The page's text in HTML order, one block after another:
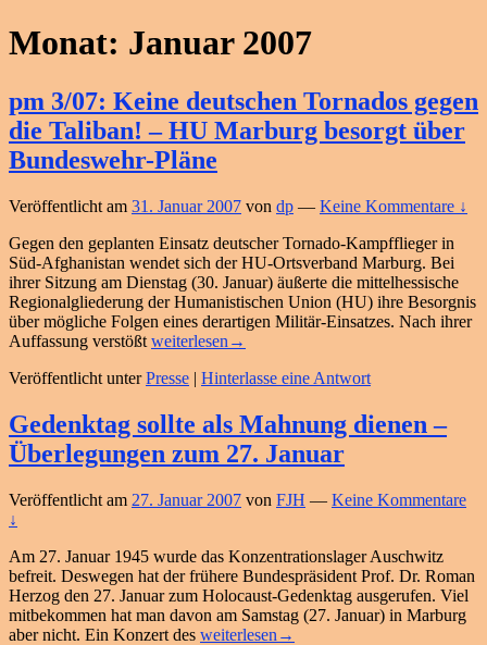
Monat: Januar 2007
pm 3/07: Keine deutschen Tornados gegen
die Taliban! – HU Marburg besorgt über
Bundeswehr-Pläne
Veröffentlicht am 31. Januar 2007 von dp — Keine Kommentare ↓
Gegen den geplanten Einsatz deutscher Tornado-Kampfflieger in
Süd-Afghanistan wendet sich der HU-Ortsverband Marburg. Bei
ihrer Sitzung am Dienstag (30. Januar) äußerte die mittelhessische
Regionalgliederung der Humanistischen Union (HU) ihre Besorgnis
über mögliche Folgen eines derartigen Militär-Einsatzes. Nach ihrer
Auffassung verstößt pm
Keine
Tornados
gegen
die
besorgt
über
Bundeswehr-
Pläne
weiterlesen →
Veröffentlicht unter Presse | Hinterlasse eine Antwort
Gedenktag sollte als Mahnung dienen –
Überlegungen zum 27. Januar
Veröffentlicht am 27. Januar 2007 von FJH — Keine Kommentare
↓
Am 27. Januar 1945 wurde das Konzentrationslager Auschwitz
befreit. Deswegen hat der frühere Bundespräsident Prof. Dr. Roman
Herzog den 27. Januar zum Holocaust-Gedenktag ausgerufen. Viel
mitbekommen hat man davon am Samstag (27. Januar) in Marburg
aber nicht. Ein Konzert des Gedenktag
weiterlesen →